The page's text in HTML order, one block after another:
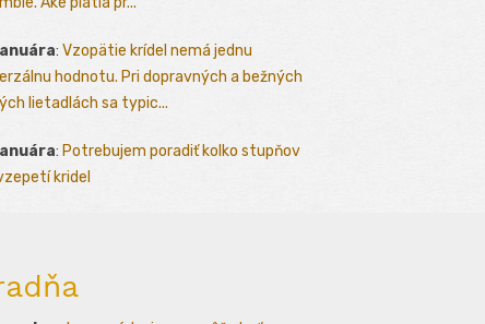
: Vzopätie krídel nemá jednu
hodnotu. Pri dopravných a bežných
lietadlách sa typic...
: Potrebujem poradiť kolko stupňov
kridel